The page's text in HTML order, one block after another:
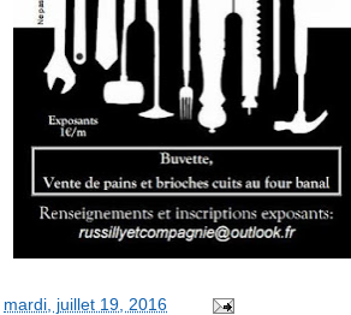
mardi, juillet 19, 2016